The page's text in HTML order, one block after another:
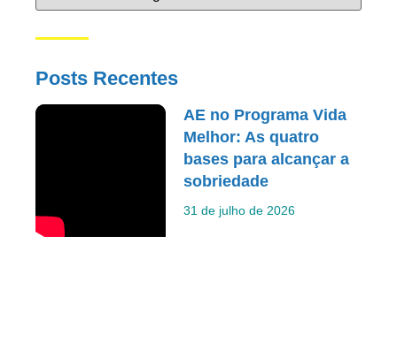
Posts Recentes
AE no Programa Vida
Melhor: As quatro
bases para alcançar a
sobriedade
31 de julho de 2026